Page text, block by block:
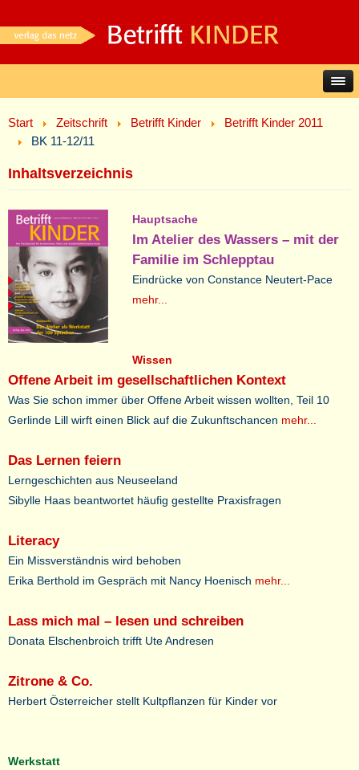
Start Zeitschrift Betrifft Kinder
Betrifft Kinder 2011
BK 11-12/11
Inhaltsverzeichnis
Hauptsache
Im Atelier des Wassers – mit der
Familie im Schlepptau
Eindrücke von Constance Neutert-Pace
mehr...
Wissen
Offene Arbeit im gesellschaftlichen Kontext
Was Sie schon immer über Offene Arbeit wissen wollten, Teil 10
Gerlinde Lill wirft einen Blick auf die Zukunftschancen mehr...
Das Lernen feiern
Lerngeschichten aus Neuseeland
Sibylle Haas beantwortet häufig gestellte Praxisfragen
Literacy
Ein Missverständnis wird behoben
Erika Berthold im Gespräch mit Nancy Hoenisch mehr...
Lass mich mal – lesen und schreiben
Donata Elschenbroich trifft Ute Andresen
Zitrone & Co.
Herbert Österreicher stellt Kultpflanzen für Kinder vor
Werkstatt